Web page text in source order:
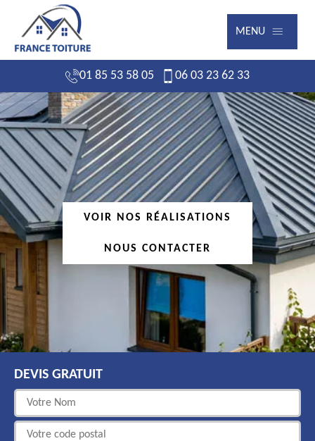
MENU
01 85 53 58 05 06 03 23 62 33
VOIR NOS RÉALISATIONS
NOUS CONTACTER
DEVIS GRATUIT